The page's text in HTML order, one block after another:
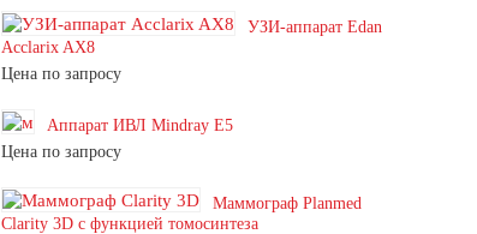
УЗИ-аппарат Edan
Acclarix AX8
Цена по запросу
Аппарат ИВЛ Mindray E5
Цена по запросу
Маммограф Planmed
Clarity 3D с функцией томосинтеза